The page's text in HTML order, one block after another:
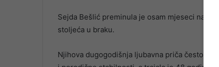
Sejda Bešlić preminula je osam mjeseci
stoljeća u braku.
Njihova dugogodišnja ljubavna priča često je